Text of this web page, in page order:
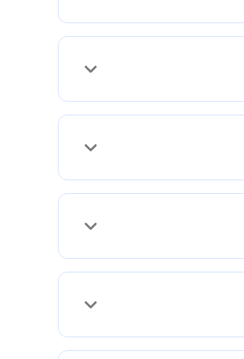
را دریافت میکند.
با اساتید دیگر به دلیل
برسید.